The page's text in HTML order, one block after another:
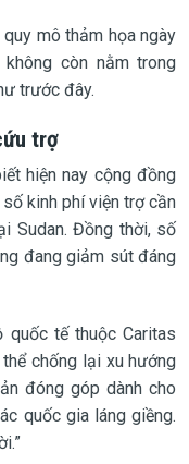
mô thảm họa ngày
còn nằm trong
trước đây.
trợ
hiện nay cộng đồng
kinh phí viện trợ cần
Sudan. Đồng thời, số
đang giảm sút đáng
quốc tế thuộc Caritas
chống lại xu hướng
đóng góp dành cho
quốc gia láng giềng.